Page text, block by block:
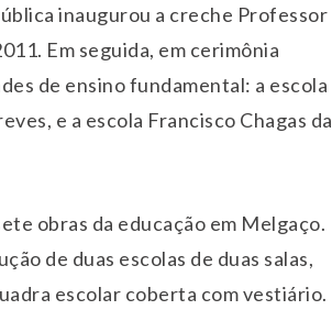
inaugurou a creche Professor
Em seguida, em cerimônia
de ensino fundamental: a escola
e a escola Francisco Chagas da
obras da educação em Melgaço.
de duas escolas de duas salas,
escolar coberta com vestiário.